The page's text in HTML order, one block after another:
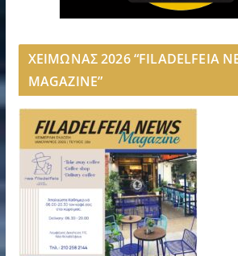
ΧΕΙΜΩΝΑΣ 2026 “FILADELFEIA
MAGAZINE”